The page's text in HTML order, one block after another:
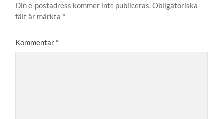
Din e-postadress kommer inte publiceras.Obligatoriska
fält är märkta *
Kommentar *